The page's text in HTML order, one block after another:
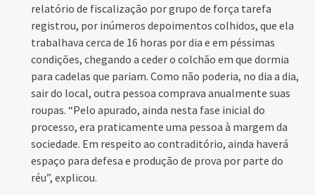
relatório de fiscalização por grupo de força tarefa
registrou, por inúmeros depoimentos colhidos, que ela
trabalhava cerca de 16 horas por dia e em péssimas
condições, chegando a ceder o colchão em que dormia
para cadelas que pariam. Como não poderia, no dia a dia,
sair do local, outra pessoa comprava anualmente suas
roupas. “Pelo apurado, ainda nesta fase inicial do
processo, era praticamente uma pessoa à margem da
sociedade. Em respeito ao contraditório, ainda haverá
espaço para defesa e produção de prova por parte do
réu”, explicou.